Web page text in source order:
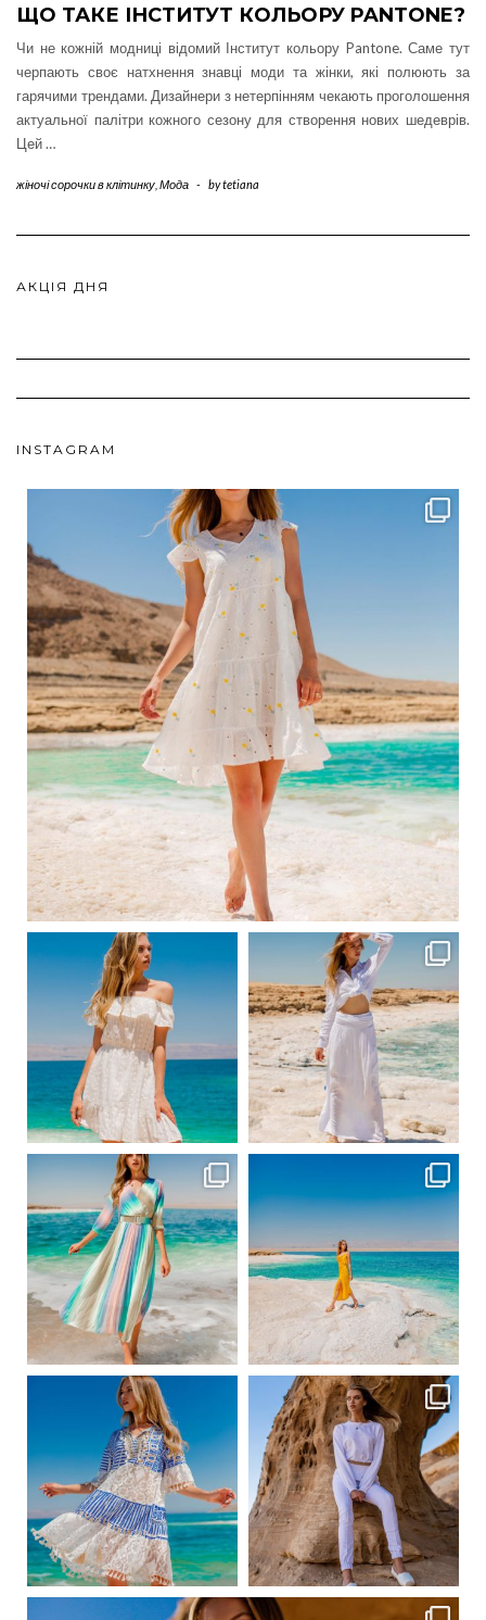
ЩО ТАКЕ ІНСТИТУТ КОЛЬОРУ PANTONE?
Чи не кожній модниці відомий Інститут кольору Pantone. Саме тут
черпають своє натхнення знавці моди та жінки, які полюють за
гарячими трендами. Дизайнери з нетерпінням чекають проголошення
актуальної палітри кожного сезону для створення нових шедеврів.
Цей…
жіночі сорочки в клітинку Мода - bytetiana
АКЦІЯ ДНЯ
INSTAGRAM
ebutikpl
Вер 1
ebutikpl
Вер 1
ebutikpl
Вер 1
ebutikpl
Сер 31 Сер 31
ebutikpl
Сер 24
ebutikpl
Сер 23